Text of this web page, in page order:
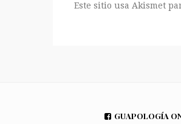
Este sitio usa Akismet
GUAPOLOGÍA